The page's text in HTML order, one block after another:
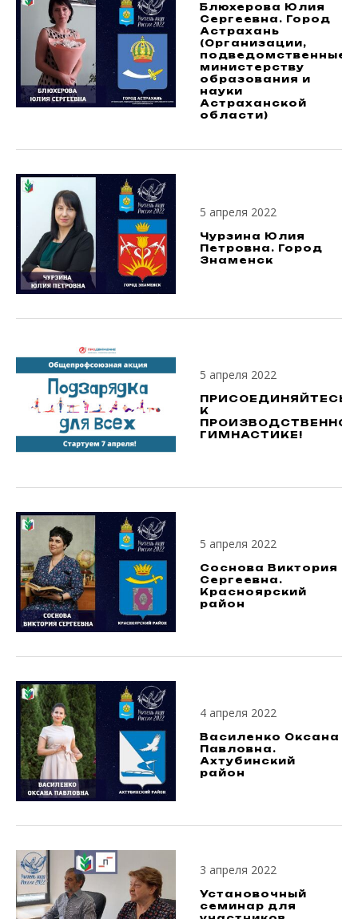
Блюхерова Юлия
Сергеевна. Город
Астрахань
(Организации,
подведомственные
министерству
образования и
науки
Астраханской
области)
5 апреля 2022
Чурзина Юлия
Петровна. Город
Знаменск
5 апреля 2022
ПРИСОЕДИНЯЙТЕСЬ
К
ПРОИЗВОДСТВЕННОЙ
ГИМНАСТИКЕ!
5 апреля 2022
Соснова Виктория
Сергеевна.
Красноярский
район
4 апреля 2022
Василенко Оксана
Павловна.
Ахтубинский
район
3 апреля 2022
Установочный
семинар для